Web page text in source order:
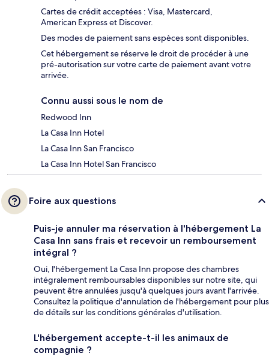
Cartes de crédit acceptées : Visa, Mastercard,
American Express et Discover.
Des modes de paiement sans espèces sont disponibles.
Cet hébergement se réserve le droit de procéder à une
pré-autorisation sur votre carte de paiement avant votre
arrivée.
Connu aussi sous le nom de
Redwood Inn
La Casa Inn Hotel
La Casa Inn San Francisco
La Casa Inn Hotel San Francisco
Foire aux questions
Puis-je annuler ma réservation à l'hébergement La
Casa Inn sans frais et recevoir un remboursement
intégral ?
Oui, l'hébergement La Casa Inn propose des chambres
intégralement remboursables disponibles sur notre site, qui
peuvent être annulées jusqu'à quelques jours avant l'arrivée.
Consultez la politique d'annulation de l'hébergement pour plus
de détails sur les conditions générales d'utilisation.
L'hébergement accepte-t-il les animaux de
compagnie ?